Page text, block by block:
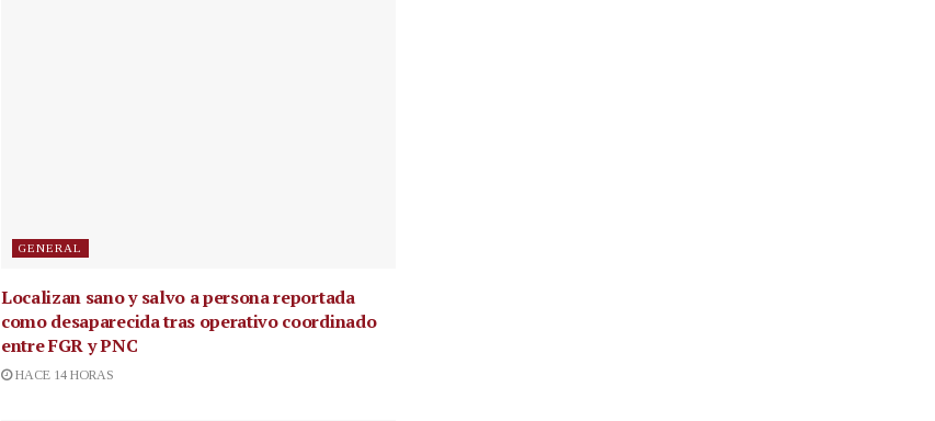
GENERAL
Localizan sano y salvo a persona reportada
como desaparecida tras operativo coordinado
entre FGR y PNC
HACE 14 HORAS